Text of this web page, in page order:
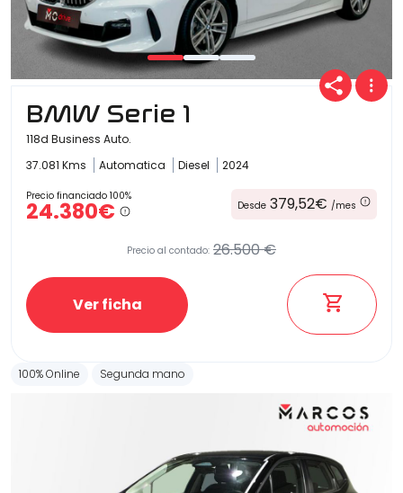
BMW Serie 1
118d Business Auto.
37.081 Kms
Automatica Diesel 2024
Precio financiado 100%
24.380€ Desde 379,52€ /mes
Precio al contado: 26.500 €
Ver ficha
100% Online Segunda mano